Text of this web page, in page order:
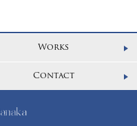
Works
Contact